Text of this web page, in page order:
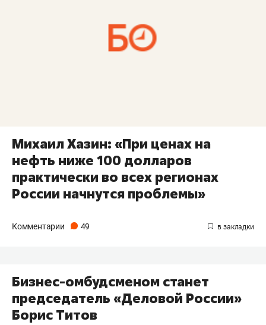
Михаил Хазин: «При ценах на
нефть ниже 100 долларов
практически во всех регионах
России начнутся проблемы»
Комментарии 49
Бизнес-омбудсменом станет
председатель «Деловой России»
Борис Титов